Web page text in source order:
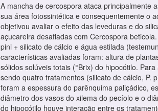
A mancha de cercospora ataca principalmente
sua área fotossintética e consequentemente o
objetivou avaliar o efeito das leveduras e do
açucareira desafiadas com Cercospora
pini + silicato de cálcio e água estilada
características avaliadas foram: altura de
sólidos solúveis totais (°Brix) do hipocótilo.
sendo quatro tratamentos (silicato de cálcio, P.
foram a espessura do parênquima paliçádico,
diâmetro dos vasos do xilema do pecíolo e o
do hipocótilo houve interação entre os